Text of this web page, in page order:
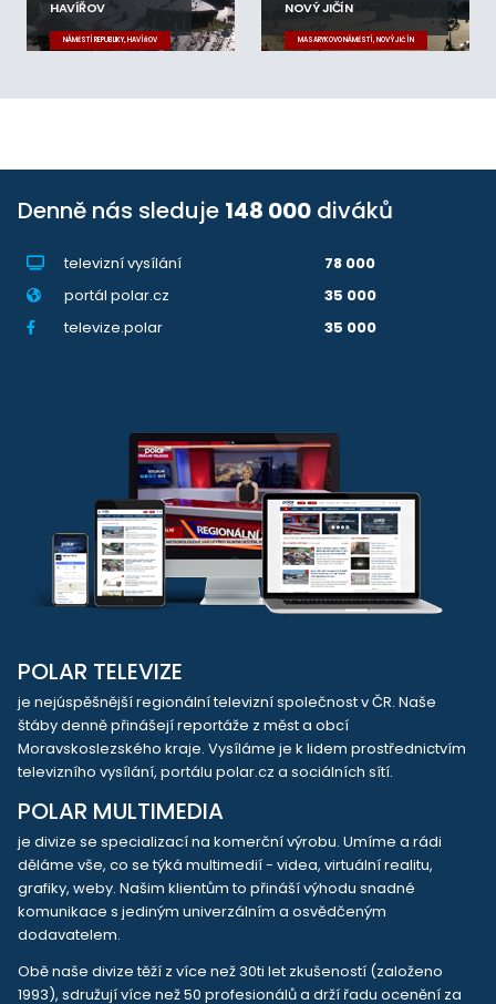
HAVÍŘOV
NÁMĚSTÍ REPUBLIKY, HAVÍŘOV
NOVÝ JIČÍN
MASARYKOVO NÁMĚSTÍ, NOVÝ JIČÍN
Denně nás sleduje 148 000 diváků
televizní vysílání
78 000
portál polar.cz
35 000
televize.polar
35 000
POLAR TELEVIZE
je nejúspěšnější regionální televizní společnost v ČR. Naše
štáby denně přinášejí reportáže z měst a obcí
Moravskoslezského kraje. Vysíláme je k lidem prostřednictvím
televizního vysílání, portálu polar.cz a sociálních sítí.
POLAR MULTIMEDIA
je divize se specializací na komerční výrobu. Umíme a rádi
děláme vše, co se týká multimedií - videa, virtuální realitu,
grafiky, weby. Našim klientům to přináší výhodu snadné
komunikace s jediným univerzálním a osvědčeným
dodavatelem.
Obě naše divize těží z více než 30ti let zkušeností (založeno
1993), sdružují více než 50 profesionálů a drží řadu ocenění za